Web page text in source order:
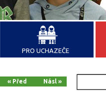
PRO UCHAZEČE
« Před Násl »